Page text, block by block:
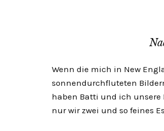
Wenn die mich in New
sonnendurchfluteten
haben Batti und ich unsere
nur wir zwei und so feines